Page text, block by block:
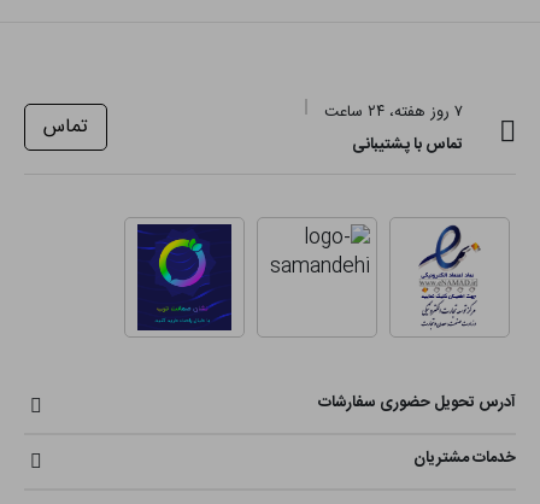
۷ روز هفته، ۲۴ ساعت
تماس با پشتیبانی
تماس
آدرس تحویل حضوری سفارشات
خدمات مشتریان